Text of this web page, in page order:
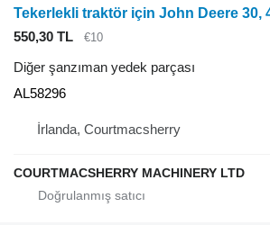
550,30 TL €10
Diğer şanzıman yedek parçası
AL58296
İrlanda, Courtmacsherry
COURTMACSHERRY MACHINERY LTD